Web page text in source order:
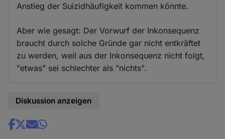
Anstieg der Suizidhäufigkeit kommen könnte.
Aber wie gesagt: Der Vorwurf der Inkonsequenz
braucht durch solche Gründe gar nicht entkräftet
zu werden, weil aus der Inkonsequenz nicht folgt,
"etwas" sei schlechter als "nichts".
Diskussion anzeigen
Share